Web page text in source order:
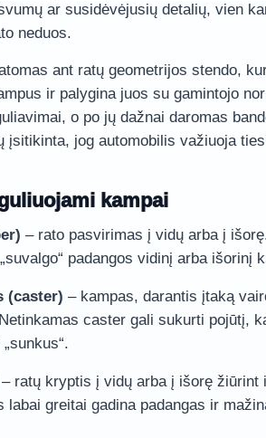
ar susidėvėjusių detalių, vien
neduos.
ant ratų geometrijos stendo,
ir palygina juos su gamintojo
o po jų dažnai daromas
įsitikinta, jog automobilis važiuoja
kampai
– rato pasvirimas į vidų arba į
padangos vidinį arba išorinį
(caster) – kampas, darantis įtaką
caster gali sukurti pojūtį,
– ratų kryptis į vidų arba į išorę žiūrint
labai greitai gadina padangas ir